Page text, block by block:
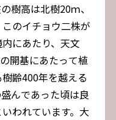
樹高は北樹20ｍ、
のイチョウ二株が
にあたり、天文
開基にあたって植
齢400年を越える
んであった頃は良
われています。大